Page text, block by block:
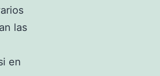
las
en